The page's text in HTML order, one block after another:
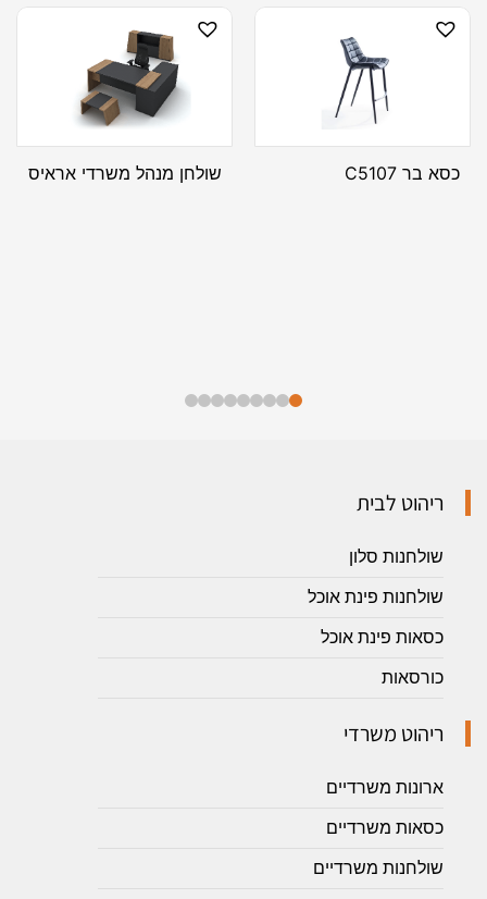
כסא בר C5107 שולחן מנהל משרדי אראיס
ריהוט לבית
שולחנות סלון
שולחנות פינת אוכל
כסאות פינת אוכל
כורסאות
ריהוט משרדי
ארונות משרדיים
כסאות משרדיים
שולחנות משרדיים